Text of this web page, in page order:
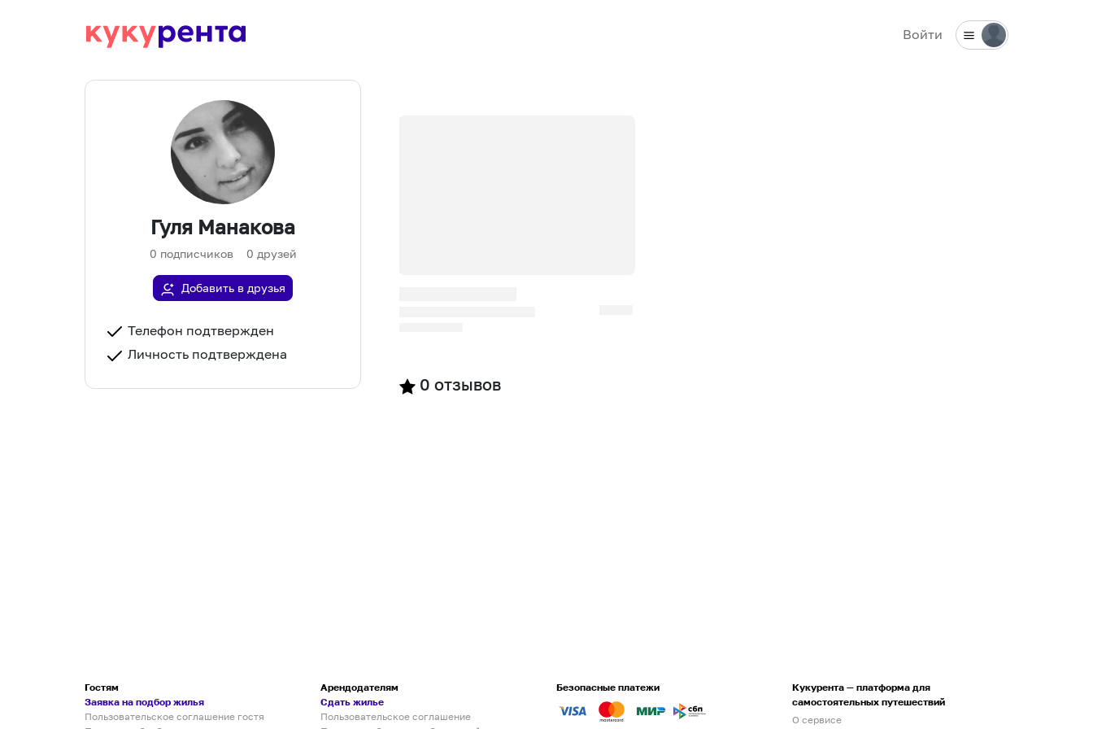
Войти
Гуля Манакова
0 подписчиков 0 друзей
Добавить в друзья
Телефон подтвержден
Личность подтверждена
0 отзывов
Гостям
Заявка на подбор жилья
Пользовательское соглашение гостя
Арендодателям
Сдать жилье
Пользовательское соглашение
Безопасные платежи
Кукурента — платформа для
самостоятельных путешествий
О сервисе